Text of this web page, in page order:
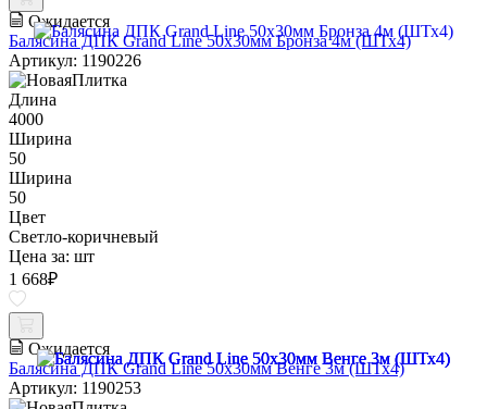
Ожидается
Балясина ДПК Grand Line 50х30мм Бронза 4м (ШТх4)
Артикул: 1190226
Длина
4000
Ширина
50
Ширина
50
Цвет
Светло-коричневый
Цена за: шт
1 668₽
Ожидается
Балясина ДПК Grand Line 50х30мм Венге 3м (ШТх4)
Артикул: 1190253